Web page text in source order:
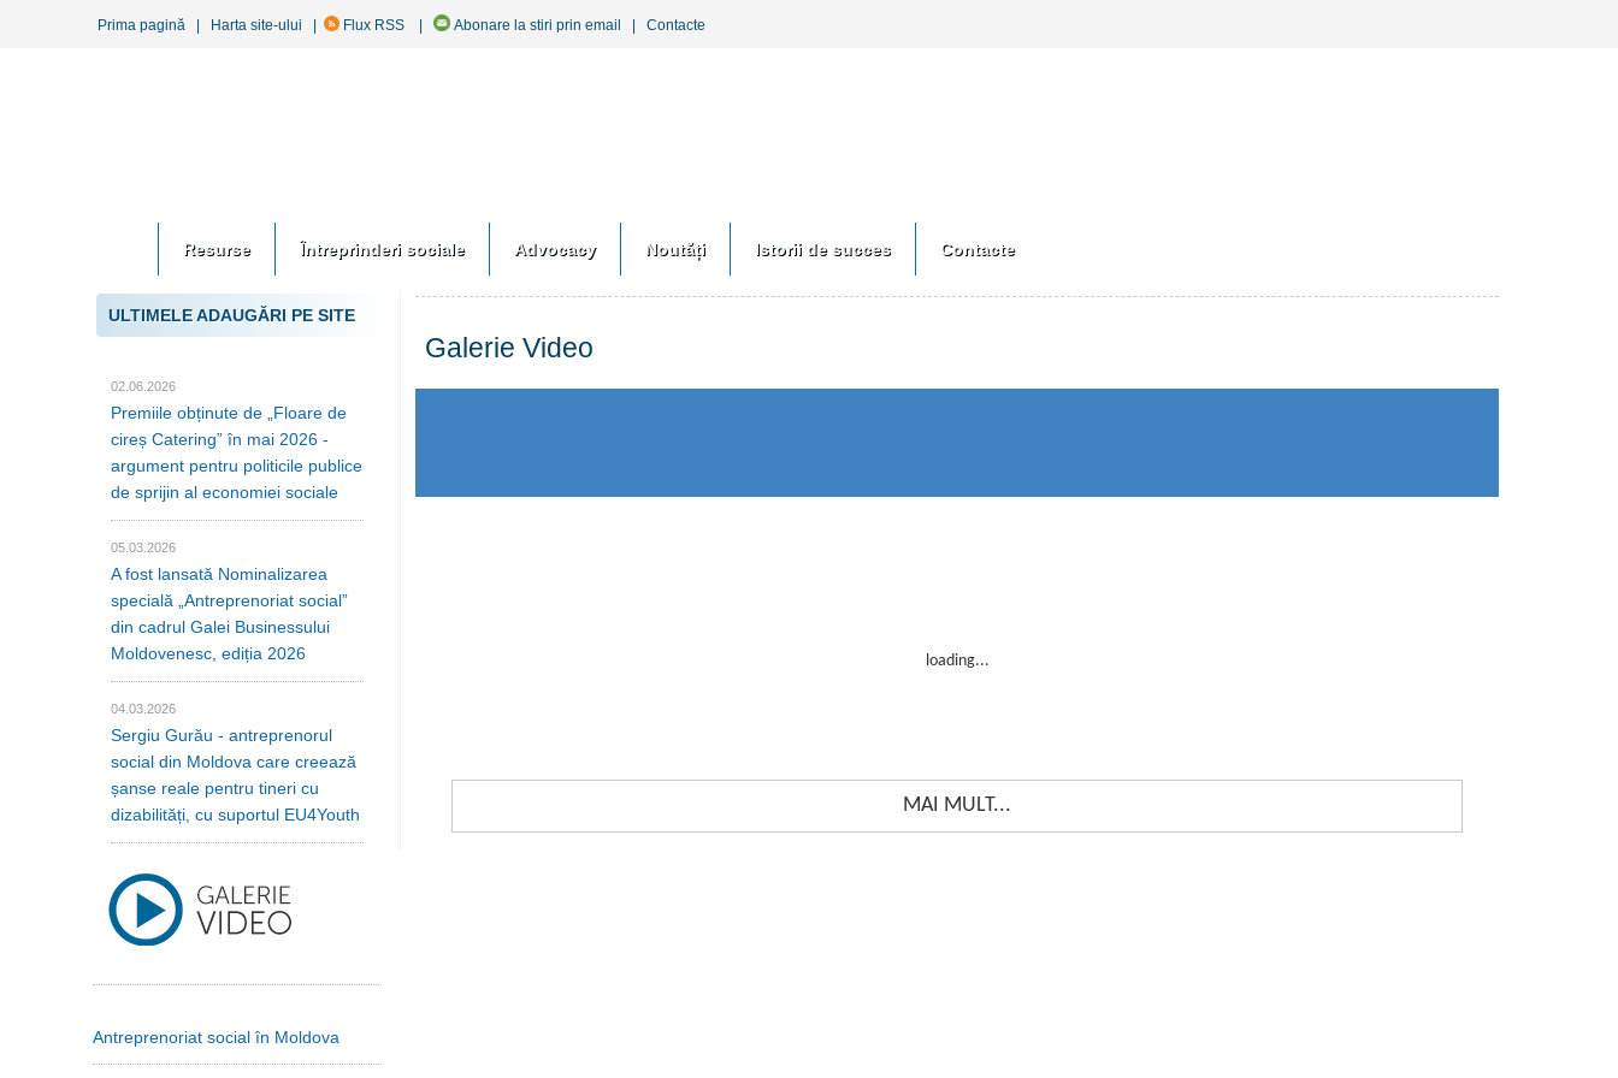
Prima pagină Harta site-ului Flux RSS Abonare la stiri prin email Contacte
Resurse Întreprinderi sociale Advocacy Noutăți Istorii de succes Contacte
ULTIMELE ADAUGĂRI PE SITE
02.06.2026
Premiile obținute de „Floare de
cireș Catering” în mai 2026 -
argument pentru politicile publice
de sprijin al economiei sociale
05.03.2026
A fost lansată Nominalizarea
specială „Antreprenoriat social”
din cadrul Galei Businessului
Moldovenesc, ediția 2026
04.03.2026
Sergiu Gurău - antreprenorul
social din Moldova care creează
șanse reale pentru tineri cu
dizabilități, cu suportul EU4Youth
Antreprenoriat social în Moldova
Galerie Video
loading...
MAI MULT...